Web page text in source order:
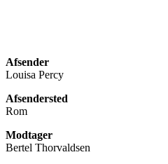
Afsender
Louisa Percy
Afsendersted
Rom
Modtager
Bertel Thorvaldsen